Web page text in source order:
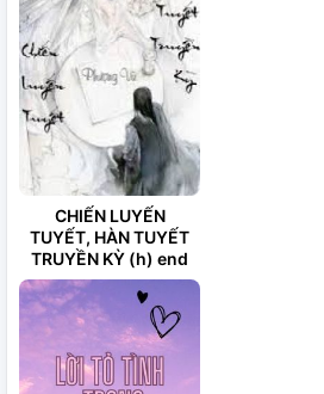
CHIẾN LUYẾN
TUYẾT, HÀN TUYẾT
TRUYỀN KỲ (h) end